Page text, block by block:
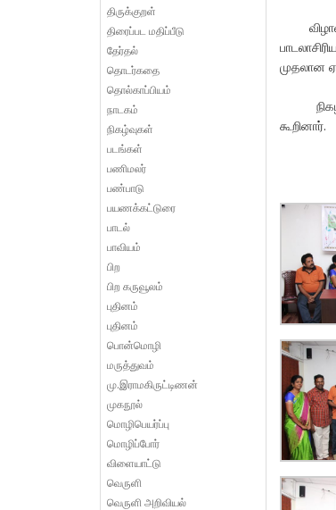
முதலான
கூறினார்.
திருக்குறள்
திரைப்பட மதிப்பீடு
தேர்தல்
தொடர்கதை
தொல்காப்பியம்
நாடகம்
நிகழ்வுகள்
படங்கள்
பணிமலர்
பண்பாடு
பயணக்கட்டுரை
பாடல்
பாவியம்
பிற
பிற கருவூலம்
புதினம்
புதினம்
பொன்மொழி
மருத்துவம்
மு.இராமகிருட்டிணன்
முகநூல்
மொழிபெயர்ப்பு
மொழிப்போர்
விளையாட்டு
வெருளி
வெருளி அறிவியல்